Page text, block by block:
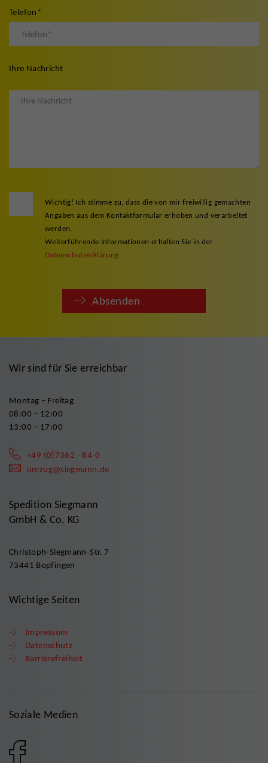
Telefon *
Ihre Nachricht
Wichtig! Ich stimme zu, dass die von mir freiwillig gemachten
Angaben aus dem Kontaktformular erhoben und verarbeitet
werden.
Weiterführende Informationen erhalten Sie in der
Datenschutzerklärung
Absenden
Wir sind für Sie erreichbar
Montag – Freitag
08:00 – 12:00
13:00 – 17:00
+49 (0)7362 - 84-0
umzug@siegmann.de
Spedition Siegmann
GmbH & Co. KG
Christoph-Siegmann-Str. 7
73441 Bopfingen
Wichtige Seiten
Impressum
Datenschutz
Barrierefreiheit
Soziale Medien